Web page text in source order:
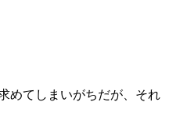
めてしまいがちだが、それ